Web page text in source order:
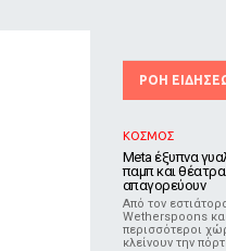
ΡΟΗ
ΚΟΣΜΟΣ
Meta έξυπνα
παμπ και
απαγορεύουν
Από τον
Wetherspoons
περισσότεροι
κλείνουν την